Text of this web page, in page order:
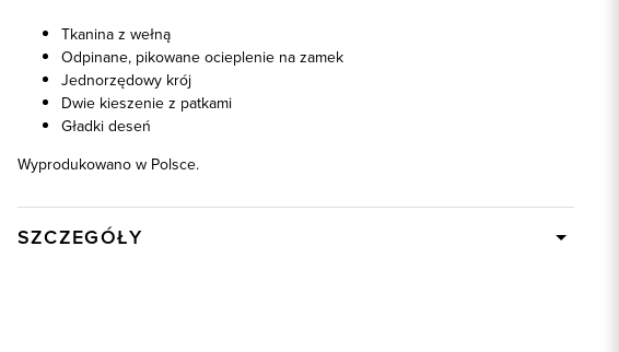
Tkanina z wełną
Odpinane, pikowane ocieplenie na zamek
Jednorzędowy krój
Dwie kieszenie z patkami
Gładki deseń
Wyprodukowano w Polsce.
SZCZEGÓŁY